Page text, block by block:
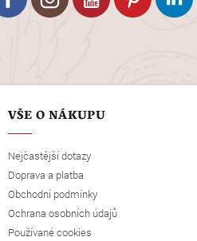
VŠE O NÁKUPU
Nejčastější dotazy
Doprava a platba
Obchodní podmínky
Ochrana osobních údajů
Používané cookies